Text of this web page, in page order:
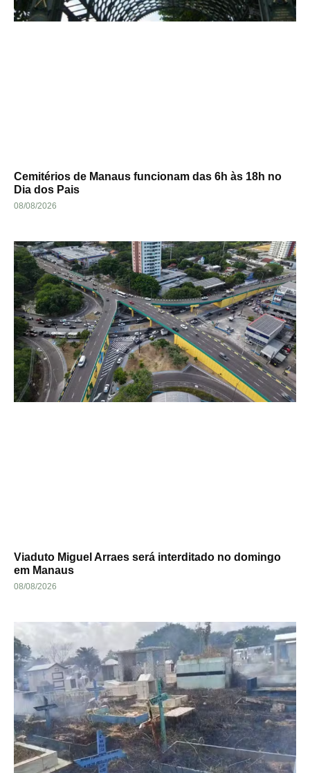
Cemitérios de Manaus funcionam das 6h às 18h no
Dia dos Pais
08/08/2026
Viaduto Miguel Arraes será interditado no domingo
em Manaus
08/08/2026